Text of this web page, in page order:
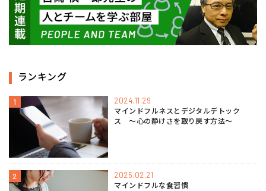
ランキング
1 2024.11.29
マインドフルネスとデジタルデトック
ス 〜心の静けさを取り戻す方法〜
2 2025.02.21
マインドフルな食習慣